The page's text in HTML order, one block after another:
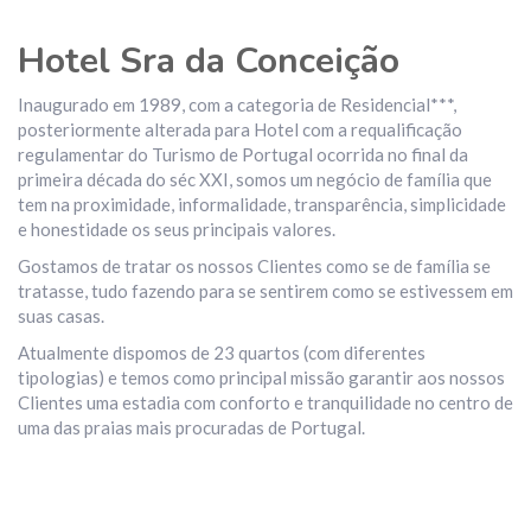
Hotel Sra da Conceição
Inaugurado em 1989, com a categoria de Residencial***,
posteriormente alterada para Hotel com a requalificação
regulamentar do Turismo de Portugal ocorrida no final da
primeira década do séc XXI, somos um negócio de família que
tem na proximidade, informalidade, transparência, simplicidade
e honestidade os seus principais valores.
Gostamos de tratar os nossos Clientes como se de família se
tratasse, tudo fazendo para se sentirem como se estivessem em
suas casas.
Atualmente dispomos de 23 quartos (com diferentes
tipologias) e temos como principal missão garantir aos nossos
Clientes uma estadia com conforto e tranquilidade no centro de
uma das praias mais procuradas de Portugal.